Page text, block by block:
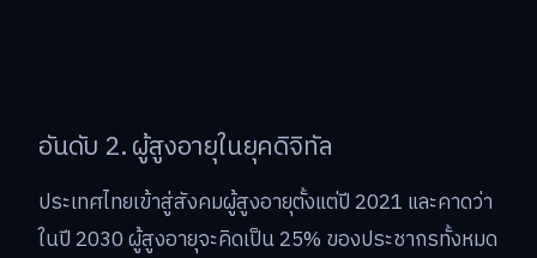
อันดับ 2. ผู้สูงอายุในยุคดิจิทัล
ประเทศไทยเข้าสู่สังคมผู้สูงอายุตั้งแต่ปี 2021 และคาดว่า
ในปี 2030 ผู้สูงอายุจะคิดเป็น 25% ของประชากรทั้งหมด